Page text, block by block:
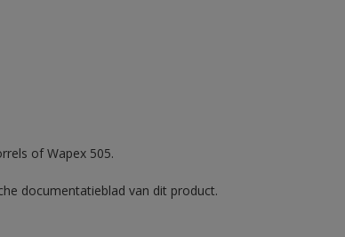
of Wapex 505.
documentatieblad van dit product.